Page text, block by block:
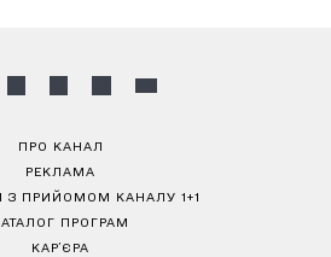
ПРО КАНАЛ
РЕКЛАМА
З ПРИЙОМОМ КАНАЛУ 1+1
ПРОГРАМ
КАР’ЄРА